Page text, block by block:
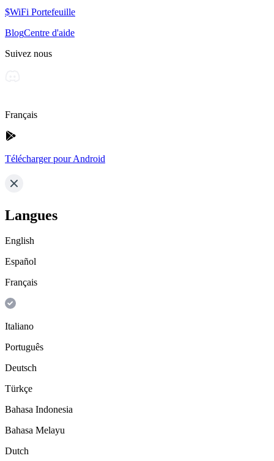
$WiFi Portefeuille
BlogCentre d'aide
Suivez nous
Français
Télécharger pour Android
Langues
English
Español
Français
Italiano
Português
Deutsch
Türkçe
Bahasa Indonesia
Bahasa Melayu
Dutch